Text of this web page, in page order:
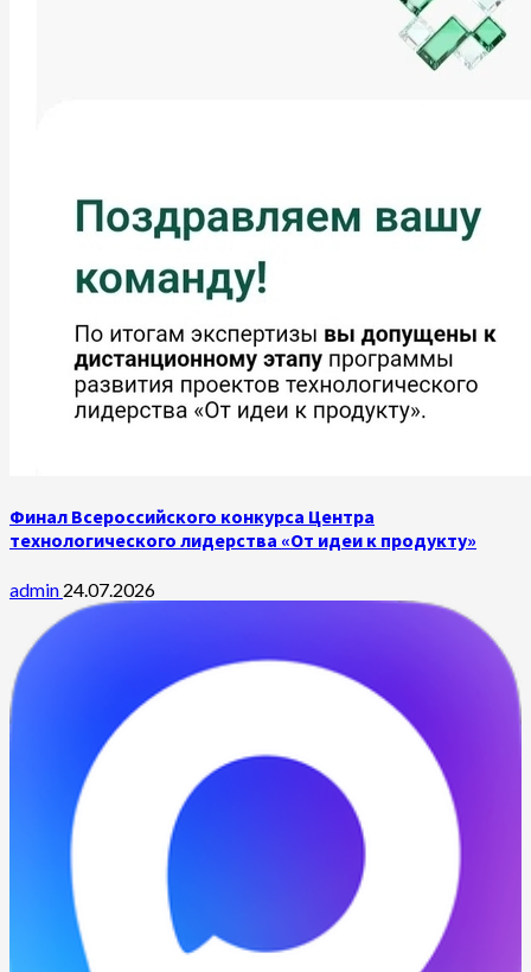
Финал Всероссийского конкурса Центра
технологического лидерства «От идеи к продукту»
admin 24.07.2026